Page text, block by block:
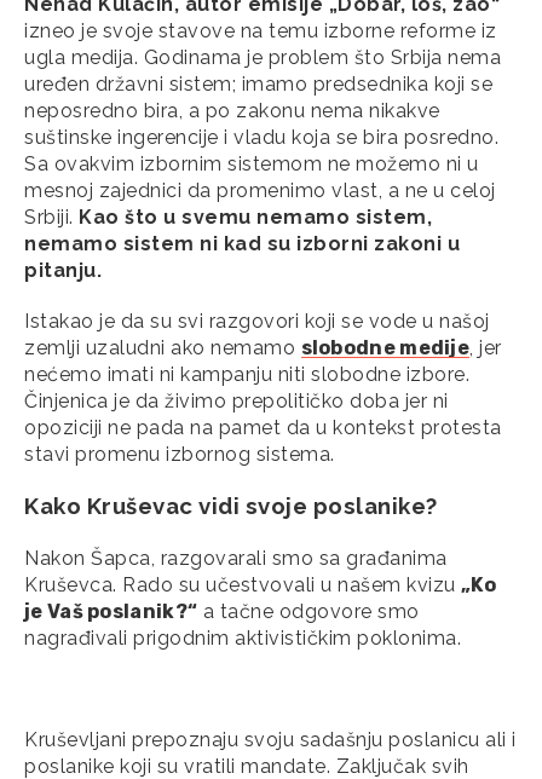
izneo je svoje stavove na temu izborne reforme iz
ugla medija. Godinama je problem što Srbija nema
uređen državni sistem; imamo predsednika koji se
neposredno bira, a po zakonu nema nikakve
suštinske ingerencije i vladu koja se bira posredno.
Sa ovakvim izbornim sistemom ne možemo ni u
mesnoj zajednici da promenimo vlast, a ne u celoj
Srbiji. Kao što u svemu nemamo sistem,
nemamo sistem ni kad su izborni zakoni u
pitanju.
Istakao je da su svi razgovori koji se vode u našoj
zemlji uzaludni ako nemamo slobodne medije, jer
nećemo imati ni kampanju niti slobodne izbore.
Činjenica je da živimo prepolitičko doba jer ni
opoziciji ne pada na pamet da u kontekst protesta
stavi promenu izbornog sistema.
Kako Kruševac vidi svoje poslanike?
Nakon Šapca, razgovarali smo sa građanima
Kruševca. Rado su učestvovali u našem kvizu „Ko
je Vaš poslanik?“ a tačne odgovore smo
nagrađivali prigodnim aktivističkim poklonima.
Kruševljani prepoznaju svoju sadašnju poslanicu ali i
poslanike koji su vratili mandate. Zaključak svih